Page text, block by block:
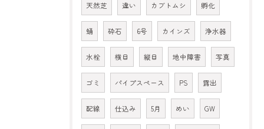
天然芝 違い カブトムシ 孵化
蛹 砕石 6号 カインズ 浄水器
水栓 横目 縦目 地中障害 写真
ゴミ パイプスペース PS 露出
配線 仕込み 5月 めい GW